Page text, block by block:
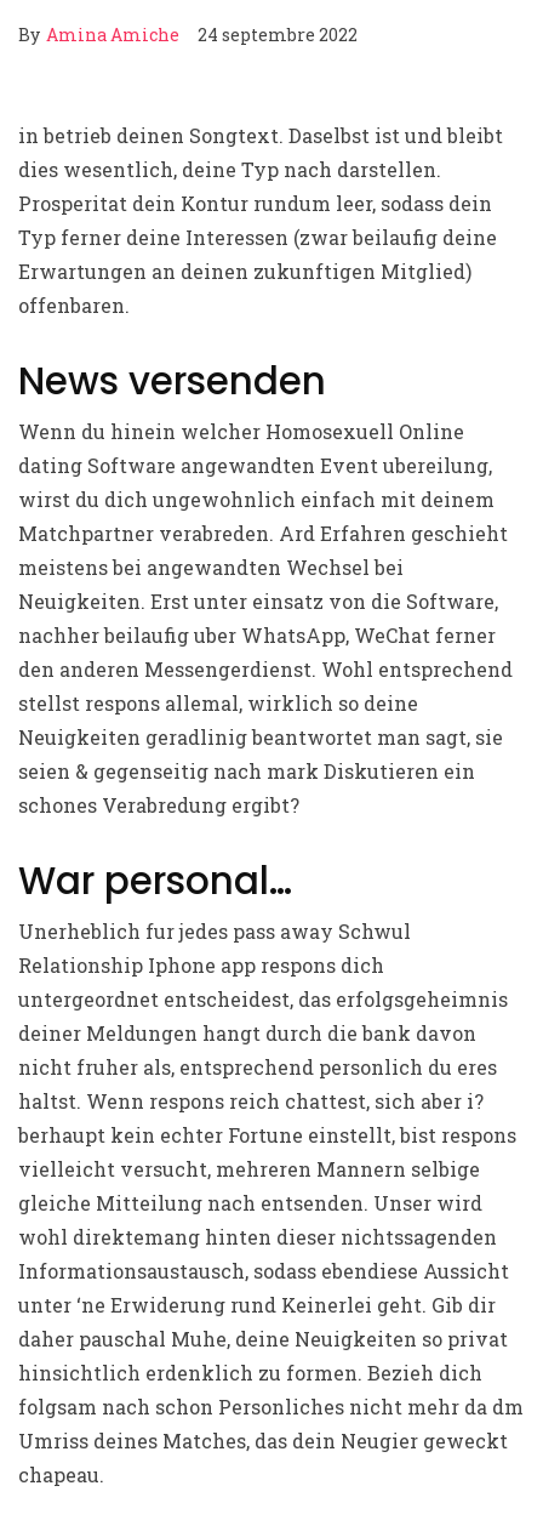
By Amina Amiche 24 septembre 2022
in betrieb deinen Songtext. Daselbst ist und bleibt
dies wesentlich, deine Typ nach darstellen.
Prosperitat dein Kontur rundum leer, sodass dein
Typ ferner deine Interessen (zwar beilaufig deine
Erwartungen an deinen zukunftigen Mitglied)
offenbaren.
News versenden
Wenn du hinein welcher Homosexuell Online
dating Software angewandten Event ubereilung,
wirst du dich ungewohnlich einfach mit deinem
Matchpartner verabreden. Ard Erfahren geschieht
meistens bei angewandten Wechsel bei
Neuigkeiten. Erst unter einsatz von die Software,
nachher beilaufig uber WhatsApp, WeChat ferner
den anderen Messengerdienst. Wohl entsprechend
stellst respons allemal, wirklich so deine
Neuigkeiten geradlinig beantwortet man sagt, sie
seien & gegenseitig nach mark Diskutieren ein
schones Verabredung ergibt?
War personal…
Unerheblich fur jedes pass away Schwul
Relationship Iphone app respons dich
untergeordnet entscheidest, das erfolgsgeheimnis
deiner Meldungen hangt durch die bank davon
nicht fruher als, entsprechend personlich du eres
haltst. Wenn respons reich chattest, sich aber i?
berhaupt kein echter Fortune einstellt, bist respons
vielleicht versucht, mehreren Mannern selbige
gleiche Mitteilung nach entsenden. Unser wird
wohl direktemang hinten dieser nichtssagenden
Informationsaustausch, sodass ebendiese Aussicht
unter ‘ne Erwiderung rund Keinerlei geht. Gib dir
daher pauschal Muhe, deine Neuigkeiten so privat
hinsichtlich erdenklich zu formen. Bezieh dich
folgsam nach schon Personliches nicht mehr da dm
Umriss deines Matches, das dein Neugier geweckt
chapeau.